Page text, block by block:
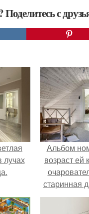
с
лучах
Альбом
возраст ей
старинная
чердаке в